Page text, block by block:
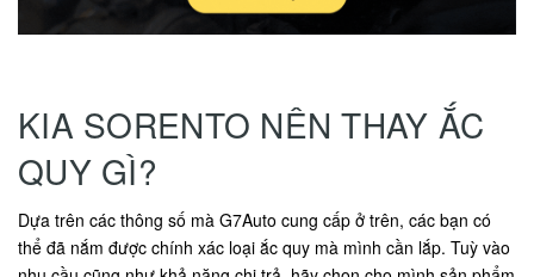
KIA SORENTO NÊN THAY ẮC
QUY GÌ?
Dựa trên các thông số mà G7Auto cung cấp ở trên, các bạn có
thể đã nắm được chính xác loại ắc quy mà mình cần lắp. Tuỳ vào